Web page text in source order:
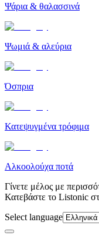
Ψάρια & θαλασσινά
Ψωμιά & αλεύρια
Όσπρια
Κατεψυγμένα τρόφιμα
Αλκοολούχα ποτά
Γίνετε μέλος με
Κατεβάστε το Listonic
Select language